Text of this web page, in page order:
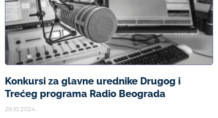
Konkursi za glavne urednike Drugog i
Trećeg programa Radio Beograda
29.10.2024.